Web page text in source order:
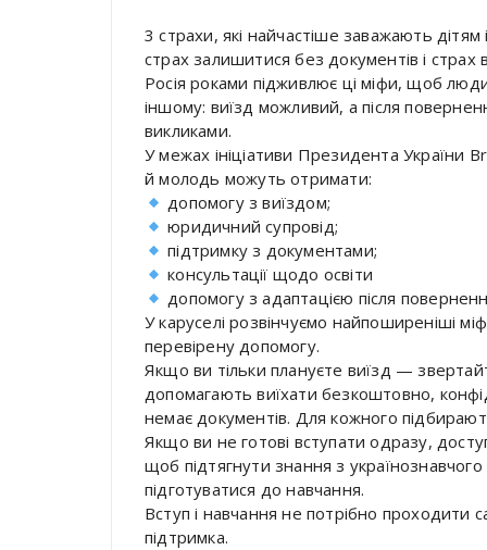
3 страхи, які найчастіше заважають дітям
страх залишитися без документів і страх
Росія роками підживлює ці міфи, щоб
іншому: виїзд можливий, а після
викликами.
У межах ініціативи Президента України
й молодь можуть отримати:
допомогу з виїздом;
юридичний супровід;
підтримку з документами;
консультації щодо освіти
допомогу з адаптацією після
У каруселі розвінчуємо найпоширеніші
перевірену допомогу.
Якщо ви тільки плануєте виїзд —
допомагають виїхати безкоштовно,
немає документів. Для кожного
Якщо ви не готові вступати одразу,
щоб підтягнути знання з
підготуватися до навчання.
Вступ і навчання не потрібно проходити
підтримка.